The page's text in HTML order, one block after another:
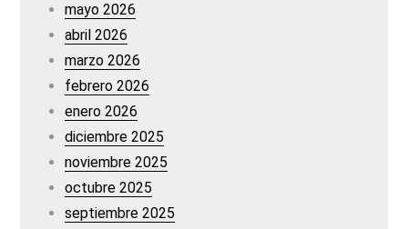
mayo 2026
abril 2026
marzo 2026
febrero 2026
enero 2026
diciembre 2025
noviembre 2025
octubre 2025
septiembre 2025